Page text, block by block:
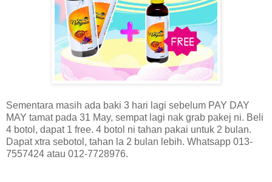
Sementara masih ada baki 3 hari lagi sebelum PAY DAY
MAY tamat pada 31 May, sempat lagi nak grab pakej ni. Beli
4 botol, dapat 1 free. 4 botol ni tahan pakai untuk 2 bulan.
Dapat xtra sebotol, tahan la 2 bulan lebih. Whatsapp 013-
7557424 atau 012-7728976.